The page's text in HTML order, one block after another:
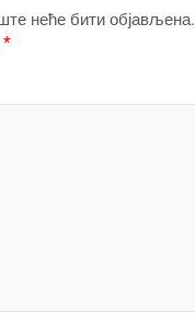
неће бити објављена.
*